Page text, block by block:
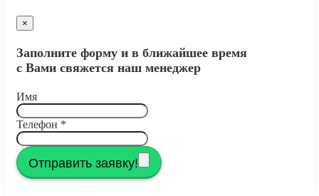
×
Заполните форму и в ближайшее время
с Вами свяжется наш менеджер
Имя
Телефон *
Отправить заявку!